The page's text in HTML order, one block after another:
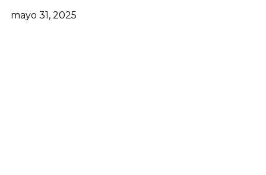
mayo 31, 2025